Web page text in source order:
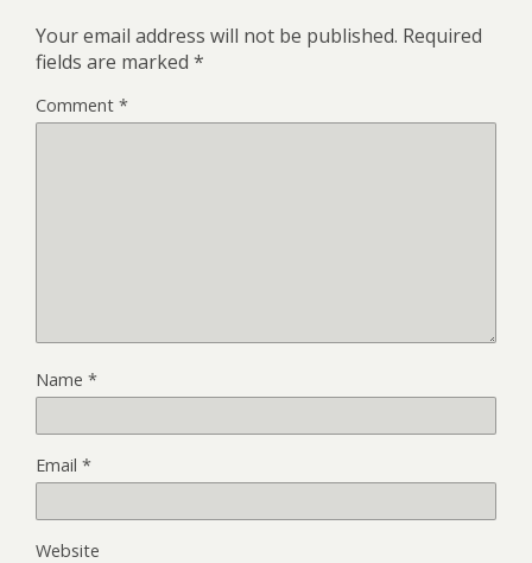
Your email address will not be published. Required
fields are marked *
Comment *
Name *
Email *
Website